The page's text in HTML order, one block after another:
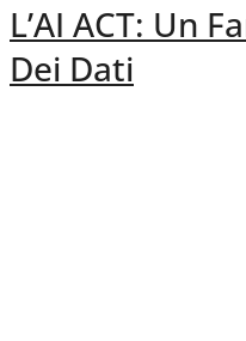
L’AI ACT: Un
Dei Dati